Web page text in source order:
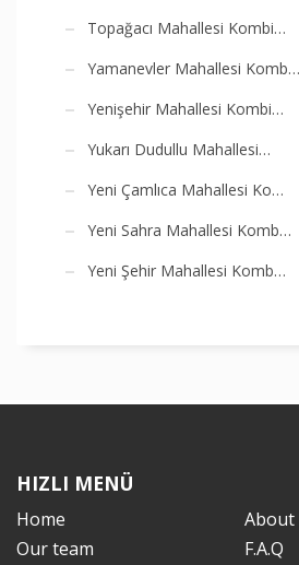
Topağacı Mahallesi Kombi…
Yamanevler Mahallesi Komb…
Yenişehir Mahallesi Kombi…
Yukarı Dudullu Mahallesi…
Yeni Çamlıca Mahallesi Ko…
Yeni Sahra Mahallesi Komb…
Yeni Şehir Mahallesi Komb…
HIZLI MENÜ
Home
About
Our team
F.A.Q